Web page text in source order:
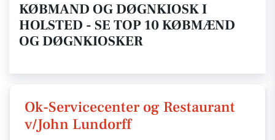
KØBMAND OG DØGNKIOSK I
HOLSTED - SE TOP 10 KØBMÆND
OG DØGNKIOSKER
Ok-Servicecenter og Restaurant
v/John Lundorff